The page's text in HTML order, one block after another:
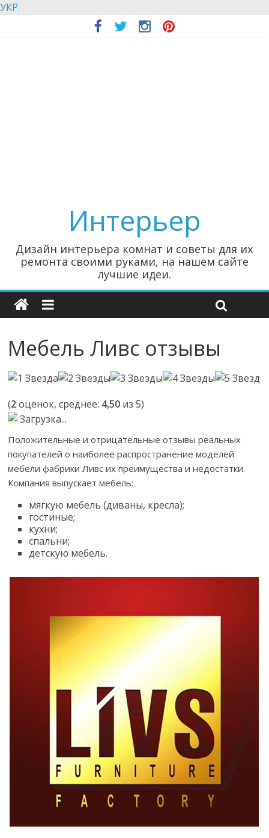
УКР.
Интерьер
Дизайн интерьера комнат и советы для их
ремонта своими руками, на нашем сайте
лучшие идеи.
Мебель Ливс отзывы
(2оценок, среднее: 4,50 из 5)
Загрузка...
Положительные и отрицательные отзывы реальных
покупателей о наиболее распространение моделей
мебели фабрики Ливс их преимущества и недостатки.
Компания выпускает мебель:
мягкую мебель (диваны, кресла);
гостиные;
кухни;
спальни;
детскую мебель.